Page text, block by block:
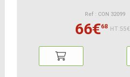
Ref : CON 32099
66€68 HT:55€